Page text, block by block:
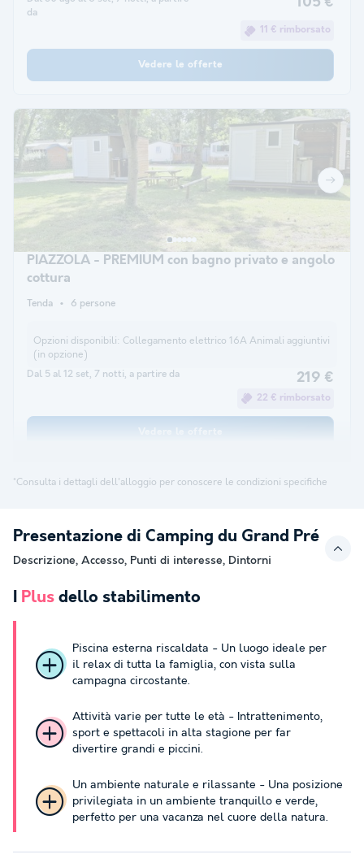
da
11 € rimborsato
Vedere le offerte
PIAZZOLA - PREMIUM con bagno privato e angolo
cottura
Tenda 6 persone
Opzioni disponibili: Collegamento elettrico 16A Animali aggiuntivi
(in opzione)
Dal 5 al 12 set, 7 notti, a partire da 219 €
22 € rimborsato
*Consulta i dettagli dell'alloggio per conoscere le condizioni specifiche
Presentazione di Camping du Grand Pré
Descrizione, Accesso, Punti di interesse, Dintorni
I Plus dello stabilimento
Piscina esterna riscaldata - Un luogo ideale per
il relax di tutta la famiglia, con vista sulla
campagna circostante.
Attività varie per tutte le età - Intrattenimento,
sport e spettacoli in alta stagione per far
divertire grandi e piccini.
Un ambiente naturale e rilassante - Una posizione
privilegiata in un ambiente tranquillo e verde,
perfetto per una vacanza nel cuore della natura.